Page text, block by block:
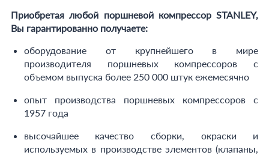
Приобретая любой поршневой компрессорSTANLEY,
Вы гарантированно получаете:
оборудование от крупнейшего в мире
производителя поршневых компрессоров с
объемом выпуска более 250 000 штук ежемесячно
опыт производства поршневых компрессоров с
1957 года
высочайшее качество сборки, окраски и
используемых в производстве элементов (клапаны,